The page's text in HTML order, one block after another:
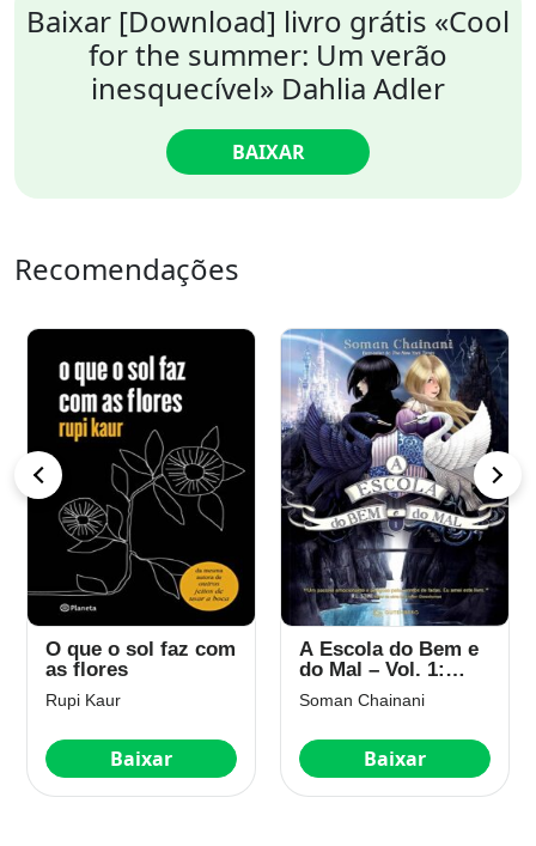
Baixar [Download] livro grátis «Cool
for the summer: Um verão
inesquecível» Dahlia Adler
BAIXAR
Recomendações
O que o sol faz com
as flores
Rupi Kaur
Baixar
A Escola do Bem e
do Mal – Vol. 1:
Volume 1
Soman Chainani
Baixar